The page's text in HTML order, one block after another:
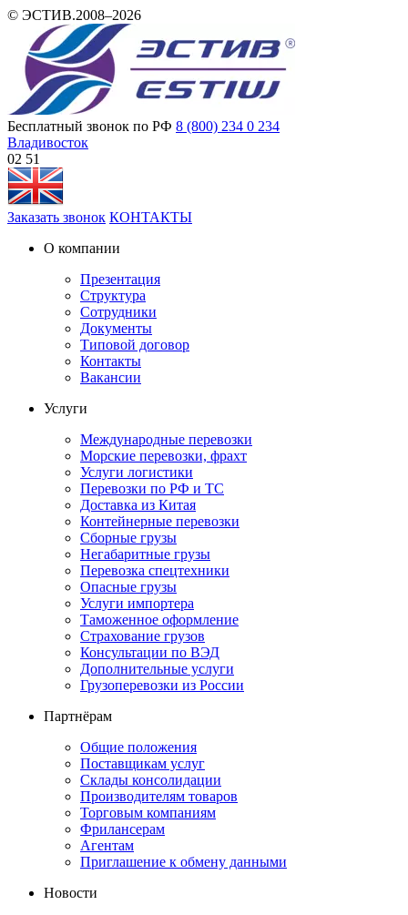
© ЭСТИВ.2008–2026
Бесплатный звонок по РФ 8 (800) 234 0 234
Владивосток
02:51
Заказать звонок КОНТАКТЫ
О компании
Презентация
Структура
Сотрудники
Документы
Типовой договор
Контакты
Вакансии
Услуги
Международные перевозки
Морские перевозки, фрахт
Услуги логистики
Перевозки по РФ и ТС
Доставка из Китая
Контейнерные перевозки
Сборные грузы
Негабаритные грузы
Перевозка спецтехники
Опасные грузы
Услуги импортера
Таможенное оформление
Страхование грузов
Консультации по ВЭД
Дополнительные услуги
Грузоперевозки из России
Партнёрам
Общие положения
Поставщикам услуг
Склады консолидации
Производителям товаров
Торговым компаниям
Фрилансерам
Агентам
Приглашение к обмену данными
Новости